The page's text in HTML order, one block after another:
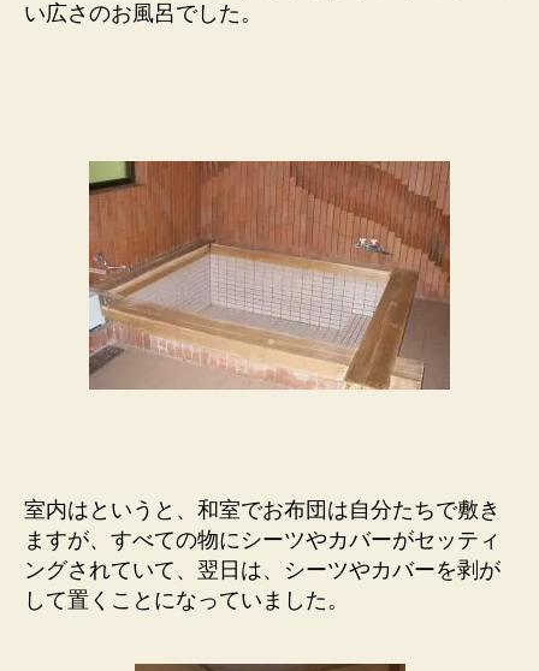
い広さのお風呂でした。
室内はというと、和室でお布団は自分たちで敷き
ますが、すべての物にシーツやカバーがセッティ
ングされていて、翌日は、シーツやカバーを剥が
して置くことになっていました。